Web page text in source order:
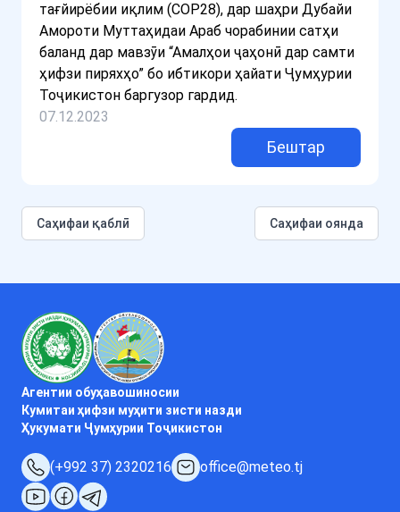
тағйирёбии иқлим (COP28), дар шаҳри Дубайи
Амороти Муттаҳидаи Араб чорабинии сатҳи
баланд дар мавзӯи “Амалҳои ҷаҳонӣ дар самти
ҳифзи пиряхҳо” бо ибтикори ҳайати Ҷумҳурии
Тоҷикистон баргузор гардид.
07.12.2023
Бештар
Cаҳифаи қаблӣ Саҳифаи оянда
Агентии обуҳавошиносии
Кумитаи ҳифзи муҳити зисти назди
Ҳукумати Ҷумҳурии Тоҷикистон
(+992 37) 2320216 office@meteo.tj